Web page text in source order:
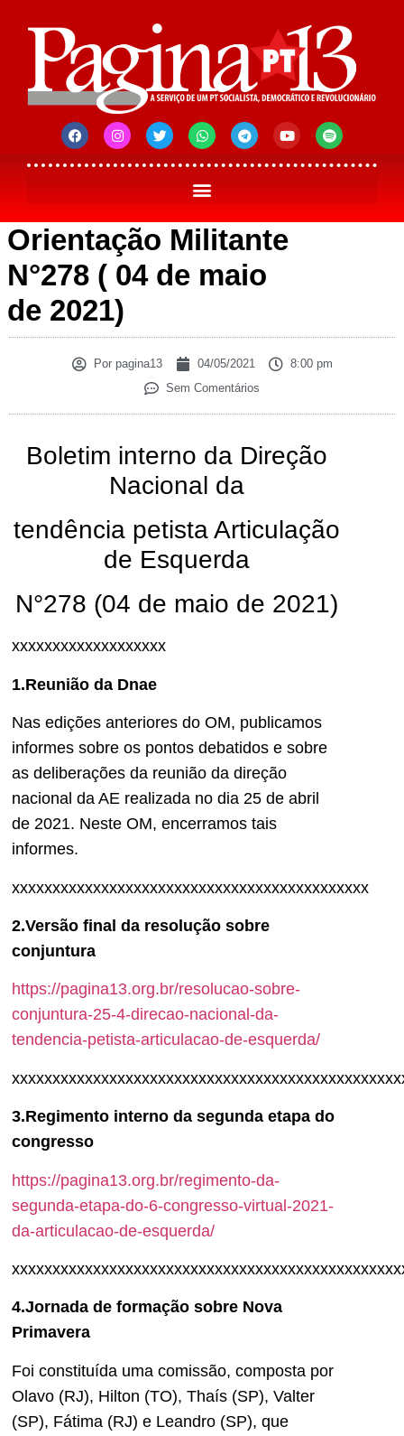
Orientação Militante
N°278 ( 04 de maio
de 2021)
Porpagina13 04/05/2021
8:00 pm
Sem Comentários
Boletim interno da Direção
Nacional da
tendência petista Articulação
de Esquerda
N°278 (04 de maio de 2021)
xxxxxxxxxxxxxxxxxxx
1.Reunião da Dnae
Nas edições anteriores do OM, publicamos
informes sobre os pontos debatidos e sobre
as deliberações da reunião da direção
nacional da AE realizada no dia 25 de abril
de 2021. Neste OM, encerramos tais
informes.
xxxxxxxxxxxxxxxxxxxxxxxxxxxxxxxxxxxxxxxxxxxx
2.Versão final da resolução sobre
conjuntura
https://pagina13.org.br/resolucao-sobre-
conjuntura-25-4-direcao-nacional-da-
tendencia-petista-articulacao-de-esquerda/
3.Regimento interno da segunda etapa do
congresso
https://pagina13.org.br/regimento-da-
segunda-etapa-do-6-congresso-virtual-2021-
da-articulacao-de-esquerda/
4.Jornada de formação sobre Nova
Primavera
Foi constituída uma comissão, composta por
Olavo (RJ), Hilton (TO), Thaís (SP), Valter
(SP), Fátima (RJ) e Leandro (SP), que